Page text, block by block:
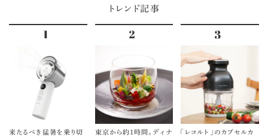
トレンド記事
来たるべき猛暑を乗り切
東京から約1時間。ディナ
「レコルト」のカプセルカ